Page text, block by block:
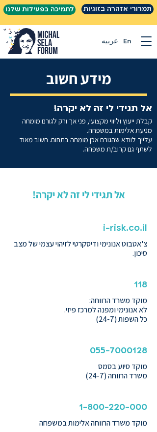
תמרורי אזהרה בזוגיות לתמיכה בפעילות שלנו
عربيه En
מידע חשוב
אל תגידי לי זה לא יקרה!
קבלת ייעוץ וליווי מקצועי, פני אך ורק לגורם מומחה
מניעת אלימות במשפחה.
עלייך לוודא שהגורם אכן מומחה בתחום. חשוב מאוד
לשתף גם קרוב/ת משפחה.
אל תגידי לי זה לא יקרה!
i-risk.co.il
צ'אטבוט אנונימי ודיסקרטי לזיהוי עצמי של מצב
סיכון.
118
מוקד משרד הרווחה:
לא אנונימי ומפנה למרכז פיזי.
כל השפות (24-7)
055-7000128
מוקד סיוע בסמס
משרד הרווחה (24-7)
1-800-220-000
מוקד משרד הרווחה אלימות במשפחה